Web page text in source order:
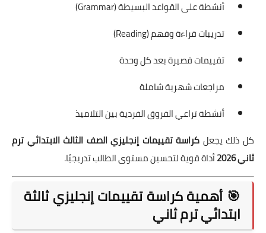
أنشطة على القواعد البسيطة (Grammar)
تدريبات قراءة وفهم (Reading)
تقييمات قصيرة بعد كل وحدة
مراجعات شهرية شاملة
أنشطة تراعي الفروق الفردية بين التلاميذ
كل ذلك يجعل كراسة تقييمات إنجليزي الصف الثالث الابتدائي ترم
ثاني 2026
أداة قوية لتحسين مستوى الطالب تدريجيًا.
🎯 أهمية كراسة تقييمات إنجليزي ثالثة
ابتدائي ترم ثاني